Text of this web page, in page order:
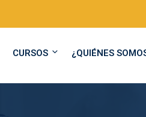
CURSOS ¿QUIÉNES